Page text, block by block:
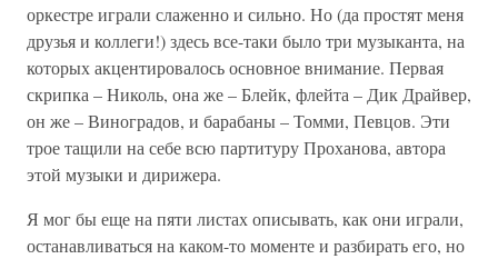
оркестре играли слаженно и сильно. Но (да простят меня
друзья и коллеги!) здесь все-таки было три музыканта, на
которых акцентировалось основное внимание. Первая
скрипка – Николь, она же – Блейк, флейта – Дик Драйвер,
он же – Виноградов, и барабаны – Томми, Певцов. Эти
трое тащили на себе всю партитуру Проханова, автора
этой музыки и дирижера.
Я мог бы еще на пяти листах описывать, как они играли,
останавливаться на каком-то моменте и разбирать его, но